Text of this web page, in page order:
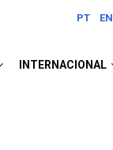
PT EN
INTERNACIONAL